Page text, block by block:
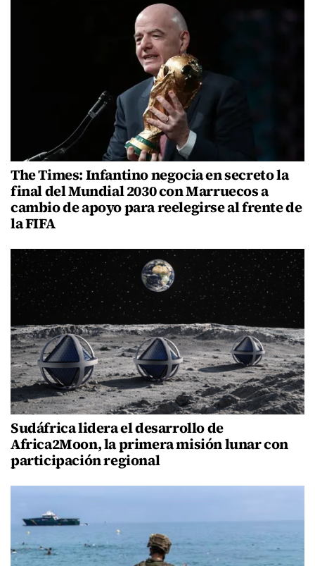
The Times: Infantino negocia en secreto la
final del Mundial 2030 con Marruecos a
cambio de apoyo para reelegirse al frente de
la FIFA
Sudáfrica lidera el desarrollo de
Africa2Moon, la primera misión lunar con
participación regional